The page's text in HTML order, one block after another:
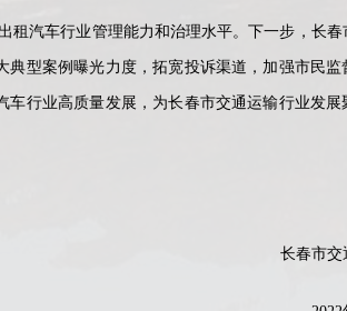
汽车行业管理能力和治理水平。下一步，长春
型案例曝光力度，拓宽投诉渠道，加强市民监
行业高质量发展，为长春市交通运输行业发展
长春市交